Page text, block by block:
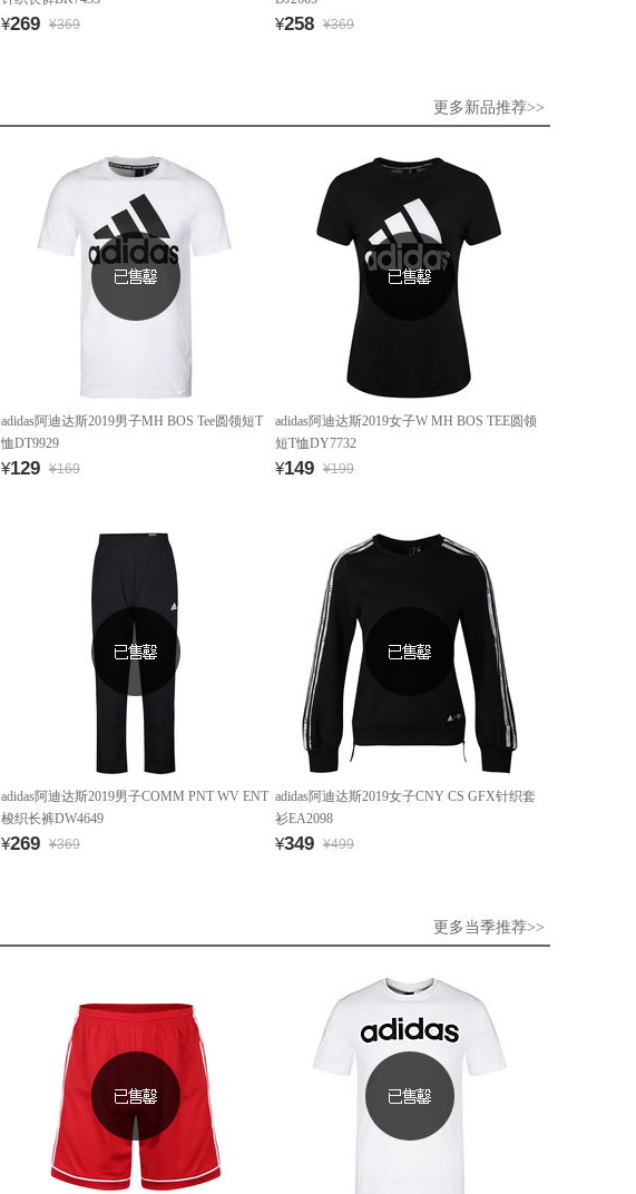
¥269 ¥369 ¥258 ¥369
更多新品推荐>>
adidas阿迪达斯2019男子MH BOS Tee圆领短T
恤DT9929
¥129 ¥169
adidas阿迪达斯2019女子W MH BOS TEE圆领
短T恤DY7732
¥149 ¥199
adidas阿迪达斯2019男子COMM PNT WV ENT
梭织长裤DW4649
¥269 ¥369
adidas阿迪达斯2019女子CNY CS GFX针织套
衫EA2098
¥349 ¥499
更多当季推荐>>